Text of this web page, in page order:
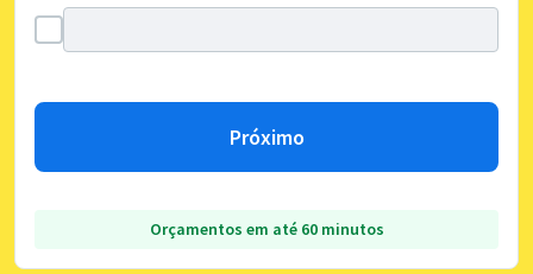
Próximo
Orçamentos em até 60 minutos